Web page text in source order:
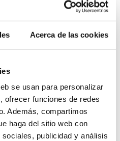
Acerca de las cookies
se usan para personalizar
ofrecer funciones de redes
Además, compartimos
haga del sitio web con
publicidad y análisis
Carte d'Or 1L
Unid.
Registra